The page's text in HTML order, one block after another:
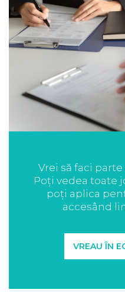
Vrei să faci
Poți vedea toate
poți aplica
accesând
VREAU ÎN